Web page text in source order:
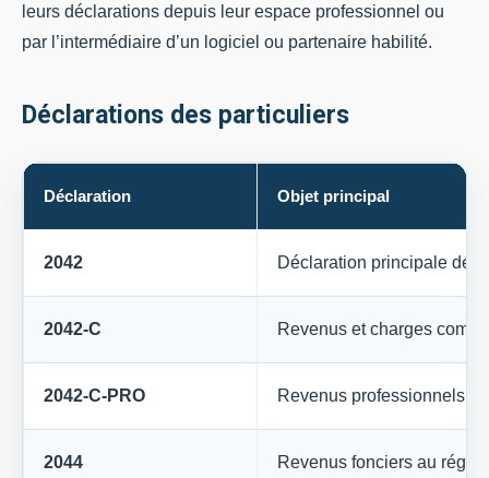
leurs déclarations depuis leur espace professionnel ou
par l’intermédiaire d’un logiciel ou partenaire habilité.
Déclarations des particuliers
Déclaration Objet principal
2042 Déclaration principale des
2042-C Revenus et charges
2042-C-PRO Revenus professionnels
2044 Revenus fonciers au